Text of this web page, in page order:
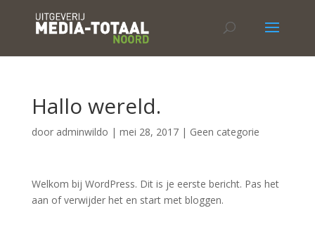
Hallo wereld.
door adminwildo | mei 28, 2017| Geen categorie
Welkom bij WordPress. Dit is je eerste bericht. Pas het
aan of verwijder het en start met bloggen.